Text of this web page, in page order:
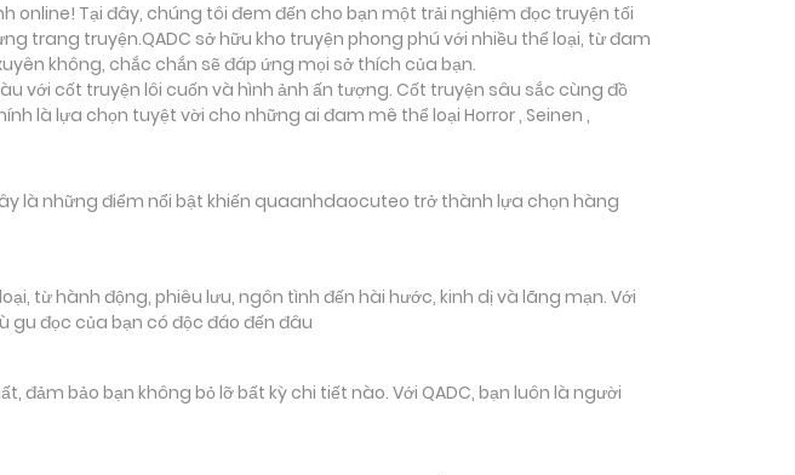
online! Tại đây, chúng tôi đem đến cho bạn một trải nghiệm đọc truyện tối
trang truyện.QADC sở hữu kho truyện phong phú với nhiều thể loại, từ đam
không, chắc chắn sẽ đáp ứng mọi sở thích của bạn.
với cốt truyện lôi cuốn và hình ảnh ấn tượng. Cốt truyện sâu sắc cùng đồ
là lựa chọn tuyệt vời cho những ai đam mê thể loại Horror , Seinen ,
là những điểm nổi bật khiến quaanhdaocuteo trở thành lựa chọn hàng
từ hành động, phiêu lưu, ngôn tình đến hài hước, kinh dị và lãng mạn. Với
đọc của bạn có độc đáo đến đâu
bảo bạn không bỏ lỡ bất kỳ chi tiết nào. Với QADC, bạn luôn là người